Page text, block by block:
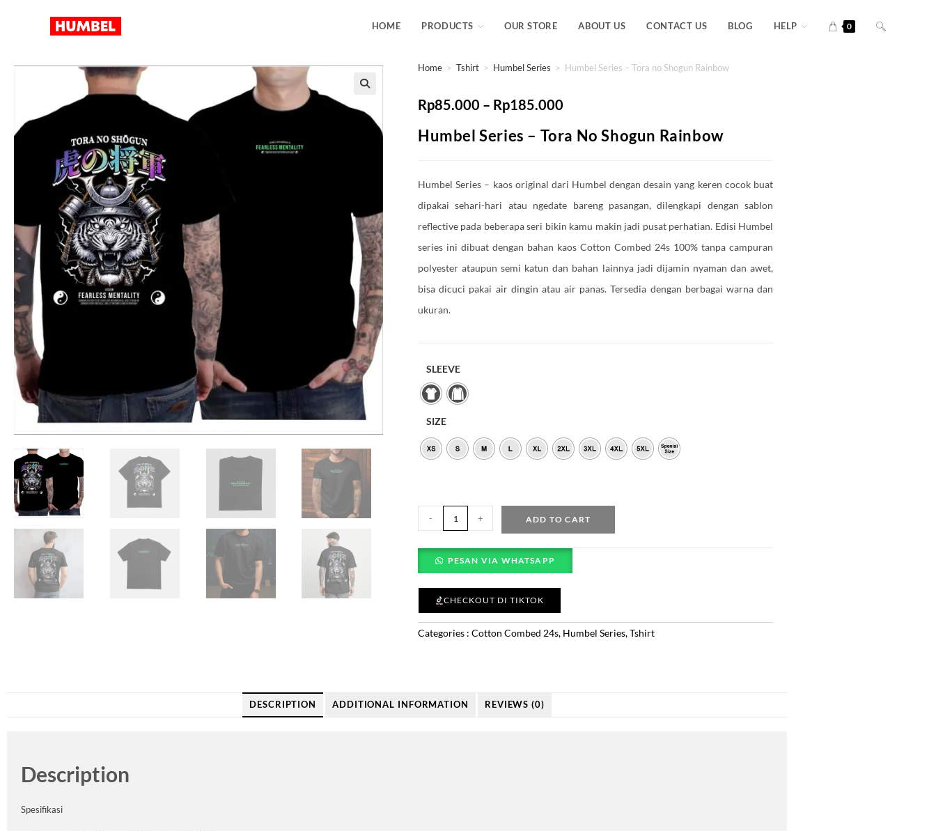
HOME PRODUCTS OUR STORE ABOUT US CONTACT US BLOG HELP 0
Home > Tshirt > Humbel Series > Humbel Series – Tora no Shogun Rainbow
Rp85.000 – Rp185.000
Humbel Series – Tora No Shogun Rainbow
Humbel Series – kaos original dari Humbel dengan desain yang keren cocok buat
dipakai sehari-hari atau ngedate bareng pasangan, dilengkapi dengan sablon
reflective pada beberapa seri bikin kamu makin jadi pusat perhatian. Edisi Humbel
series ini dibuat dengan bahan kaos Cotton Combed 24s 100% tanpa campuran
polyester ataupun semi katun dan bahan lainnya jadi dijamin nyaman dan awet,
bisa dicuci pakai air dingin atau air panas. Tersedia dengan berbagai warna dan
ukuran.
SLEEVE
SIZE
- + ADD TO CART
PESAN VIA WHATSAPP
CHECKOUT DI TIKTOK
Categories : Cotton Combed 24s, Humbel Series,Tshirt
DESCRIPTION ADDITIONAL INFORMATION REVIEWS (0)
Description
Spesifikasi